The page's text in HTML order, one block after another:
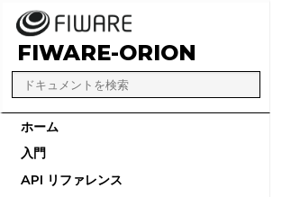
FIWARE-ORION
ホーム
入門
API リファレンス